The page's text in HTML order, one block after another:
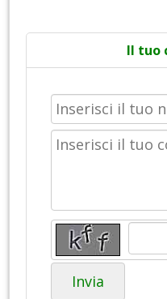
Il tuo
Invia